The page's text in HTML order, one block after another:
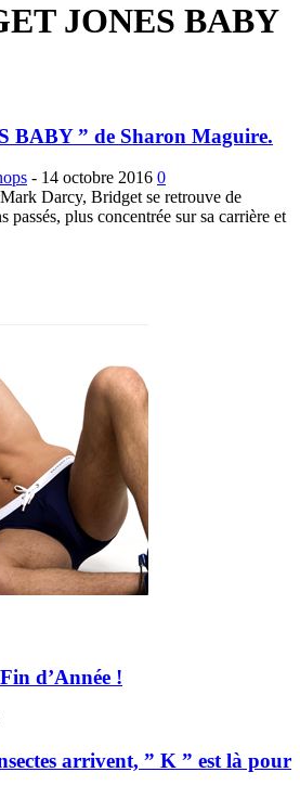
JONES BABY
BABY ” de Sharon Maguire.
- 14 octobre 2016 0
Darcy, Bridget se retrouve de
passés, plus concentrée sur sa carrière et
d’Année !
arrivent, ” K ” est là pour